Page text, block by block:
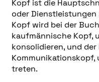
Kopf ist die
oder
Kopf wird bei der
kaufmännische Kopf,
konsolidieren, und
Kommunikationskopf,
treten.